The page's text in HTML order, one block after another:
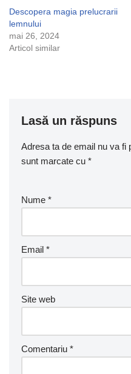
Descopera magia prelucrarii
lemnului
mai 26, 2024
Articol similar
Lasă un răspuns
Adresa ta de email nu va fi
sunt marcate cu *
Nume *
Email *
Site web
Comentariu *